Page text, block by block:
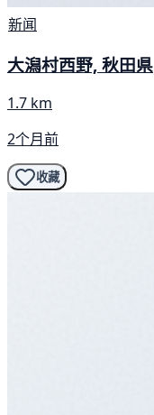
新闻
大潟村西野, 秋田県
1.7 km
2个月前
收藏